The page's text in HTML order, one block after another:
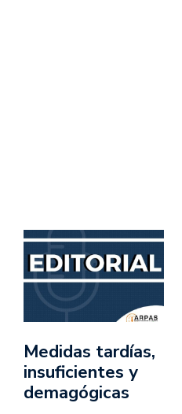
Medidas tardías,
insuficientes y
demagógicas